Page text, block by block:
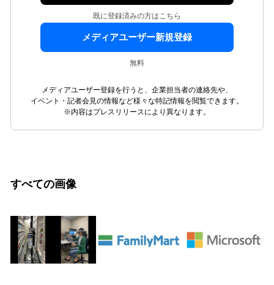
既に登録済みの方はこちら
メディアユーザー新規登録
無料
メディアユーザー登録を行うと、企業担当者の連絡先や、
イベント・記者会見の情報など様々な特記情報を閲覧できます。
※内容はプレスリリースにより異なります。
すべての画像